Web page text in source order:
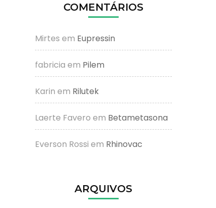
COMENTÁRIOS
Mirtes em Eupressin
fabricia em Pilem
Karin em Rilutek
Laerte Favero em Betametasona
Everson Rossi em Rhinovac
ARQUIVOS